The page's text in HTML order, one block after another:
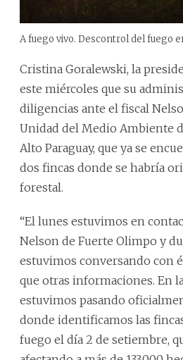
A fuego vivo. Descontrol del fuego
Cristina Goralewski, la
este miércoles que su
diligencias ante el fiscal
Unidad del Medio Ambiente
Alto Paraguay, que ya se
dos fincas donde se habría
forestal.
“El lunes estuvimos en
Nelson de Fuerte Olimpo y
estuvimos conversando con
que otras informaciones. En
estuvimos pasando
donde identificamos las
fuego el día 2 de setiembre,